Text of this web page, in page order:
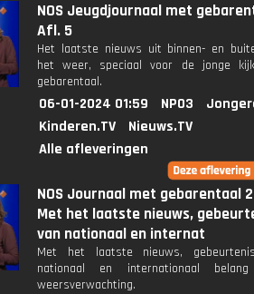
NOS Jeugdjournaal met
Afl. 5
Het laatste nieuws uit binnen- en
het weer, speciaal voor de jonge
gebarentaal.
06-01-2024 01:59 NPO3
Kinderen.TV
Nieuws.TV
Alle afleveringen
NOS Journaal met gebarentaal
Met het laatste nieuws,
van nationaal en internat
Met het laatste nieuws,
nationaal en internationaal
weersverwachting.